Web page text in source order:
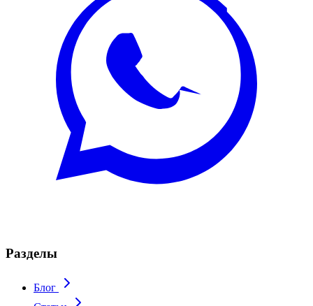
Разделы
Блог